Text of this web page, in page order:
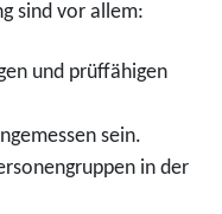
sind vor allem:
und prüffähigen
sein.
in der